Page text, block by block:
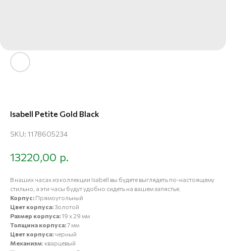
Isabell Petite Gold Black
SKU: 1178605234
13220,00 р.
В наших часах из коллекции Isabell вы будете выглядеть по-настоящему
стильно, а эти часы будут удобно сидеть на вашем запястье.
Корпус: Прямоугольный
Цвет корпуса: Золотой
Размер корпуса:19 x 29 мм
Толщина корпуса:7 мм
Цвет корпуса: черный
Механизм: кварцевый